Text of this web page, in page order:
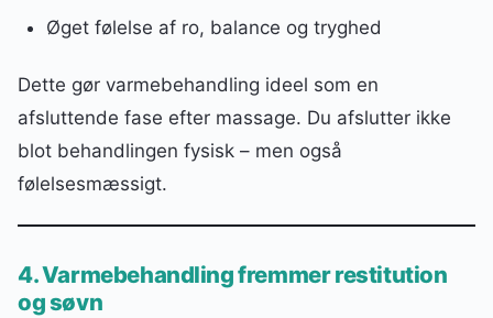
Øget følelse af ro, balance og tryghed
Dette gør varmebehandling ideel som en
afsluttende fase efter massage. Du afslutter ikke
blot behandlingen fysisk – men også
følelsesmæssigt.
4. Varmebehandling fremmer restitution
og søvn